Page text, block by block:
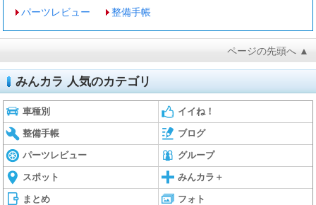
パーツレビュー 整備手帳
ページの先頭へ ▲
みんカラ 人気のカテゴリ
車種別 イイね！
整備手帳 ブログ
パーツレビュー グループ
スポット みんカラ＋
まとめ フォト